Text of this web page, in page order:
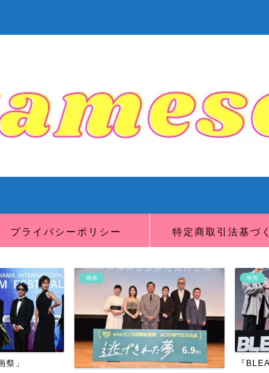
プライバシーポリシー 特定商取引法基づ
祭」
映画 映画
『